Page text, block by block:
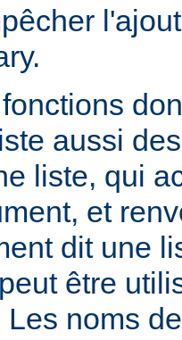
aussi
liste, qui
et
dit une
être
Les noms